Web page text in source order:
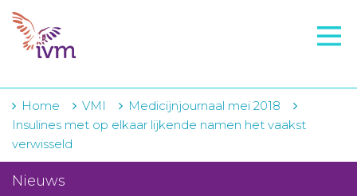
VMI
IVM-academie
Zorginstellingen
Home VMI
Medicijnjournaal mei 2018
Insulines met op elkaar lijkende namen het vaakst
verwisseld
Nieuws